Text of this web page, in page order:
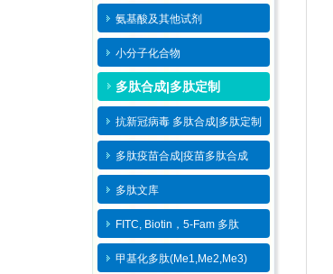
氨基酸及其他试剂
小分子化合物
多肽合成|多肽定制
抗新冠病毒 多肽合成|多肽定制
多肽疫苗合成|疫苗多肽​合成
多肽文库
FITC, Biotin，5-Fam 多肽
甲基化多肽(Me1,Me2,Me3)